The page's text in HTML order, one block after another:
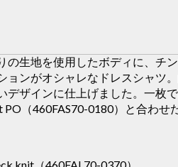
の生地を使用したボディに、チ
ョンがオシャレなドレスシャツ
デザインに仕上げました。一枚
（460FAS70-0180）と合わせ